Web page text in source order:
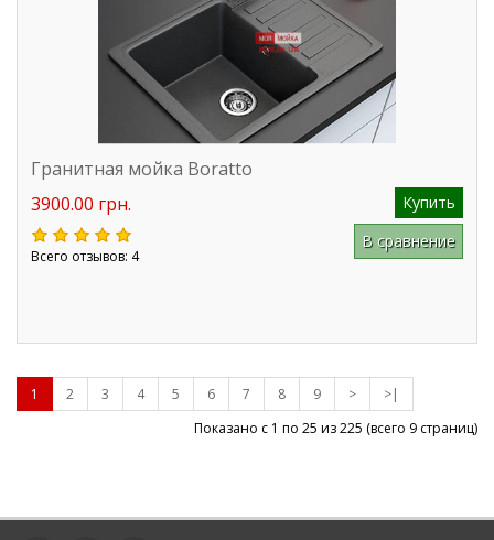
Гранитная мойка Boratto
3900.00 грн.
Купить
Всего отзывов: 4
В сравнение
1 2 3 4 5 6 7 8 9 >
>|
Показано с 1 по 25 из225 (всего 9 страниц)